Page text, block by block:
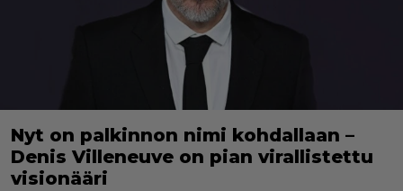
Nyt on palkinnon nimi kohdallaan –
Denis Villeneuve on pian virallistettu
visionääri